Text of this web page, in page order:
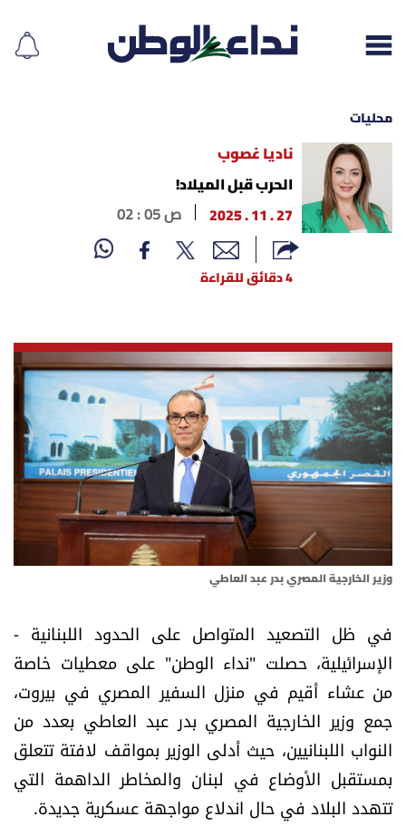
إقرأ الجريدة
لبنان
محليات
أسرار
متفرقات
نداء القرّاء
خاص الموقع
كتّابنا
تحت المجهر
آراء
اقتصاد
محليات
ناديا غصوب
الحرب قبل الميلاد!
27 . 11 . 2025
02 : 05 ص
4 دقائق للقراءة
وزير الخارجية المصري بدر عبد العاطي
في ظل التصعيد المتواصل على الحدود اللبنانية -
الإسرائيلية، حصلت "نداء الوطن" على معطيات خاصة
من عشاء أقيم في منزل السفير المصري في بيروت،
جمع وزير الخارجية المصري بدر عبد العاطي بعدد من
النواب اللبنانيين، حيث أدلى الوزير بمواقف لافتة تتعلق
بمستقبل الأوضاع في لبنان والمخاطر الداهمة التي
تتهدد البلاد في حال اندلاع مواجهة عسكرية جديدة.